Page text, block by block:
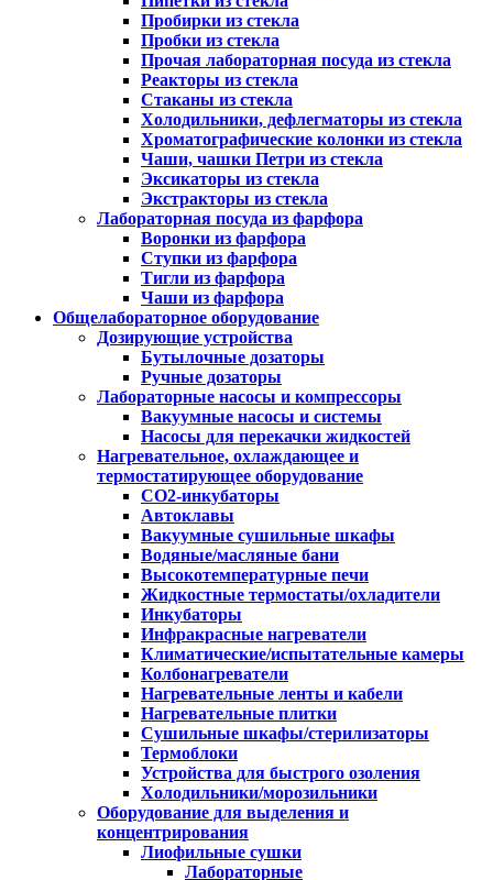
Пробирки из стекла
Пробки из стекла
Прочая лабораторная посуда из стекла
Реакторы из стекла
Стаканы из стекла
Холодильники, дефлегматоры из стекла
Хроматографические колонки из стекла
Чаши, чашки Петри из стекла
Эксикаторы из стекла
Экстракторы из стекла
Лабораторная посуда из фарфора
Воронки из фарфора
Ступки из фарфора
Тигли из фарфора
Чаши из фарфора
Общелабораторное оборудование
Дозирующие устройства
Бутылочные дозаторы
Ручные дозаторы
Лабораторные насосы и компрессоры
Вакуумные насосы и системы
Насосы для перекачки жидкостей
Нагревательное, охлаждающее и
термостатирующее оборудование
CO2-инкубаторы
Автоклавы
Вакуумные сушильные шкафы
Водяные/масляные бани
Высокотемпературные печи
Жидкостные термостаты/охладители
Инкубаторы
Инфракрасные нагреватели
Климатические/испытательные камеры
Колбонагреватели
Нагревательные ленты и кабели
Нагревательные плитки
Сушильные шкафы/стерилизаторы
Термоблоки
Устройства для быстрого озоления
Холодильники/морозильники
Оборудование для выделения и
концентрирования
Лиофильные сушки
Лабораторные